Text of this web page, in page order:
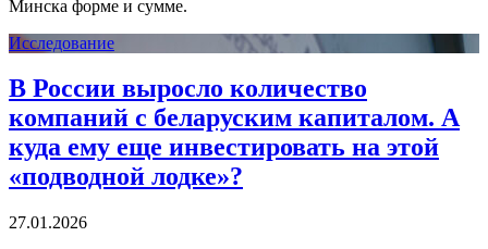
Минска форме и сумме.
Исследование
В России выросло количество
компаний с беларуским капиталом. А
куда ему еще инвестировать на этой
«подводной лодке»?
27.01.2026